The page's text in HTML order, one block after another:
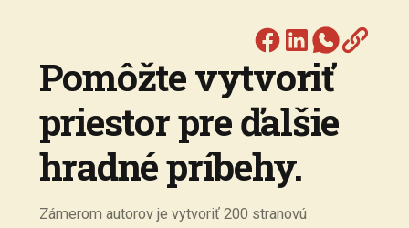
Pomôžte vytvoriť
priestor pre ďalšie
hradné príbehy.
Zámerom autorov je vytvoriť 200 stranovú